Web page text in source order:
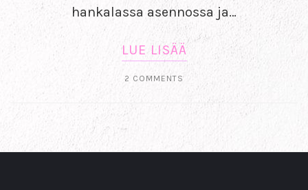
hankalassa asennossa ja…
LUE LISÄÄ
2 COMMENTS